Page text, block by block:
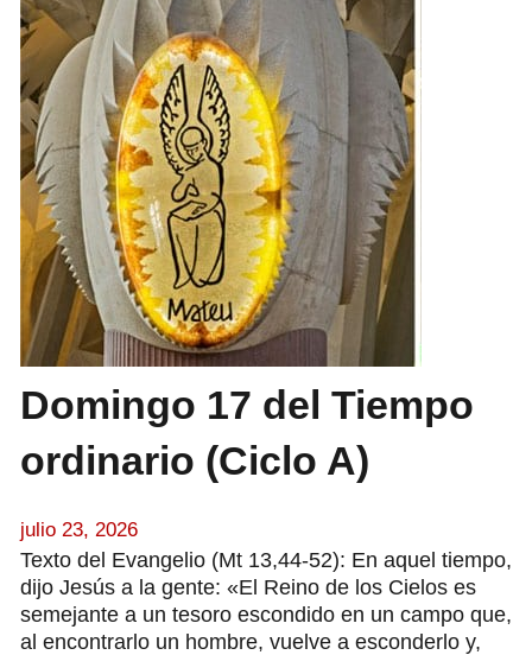
Domingo 17 del Tiempo
ordinario (Ciclo A)
julio 23, 2026
Texto del Evangelio (Mt 13,44-52): En aquel tiempo,
dijo Jesús a la gente: «El Reino de los Cielos es
semejante a un tesoro escondido en un campo que,
al encontrarlo un hombre, vuelve a esconderlo y,